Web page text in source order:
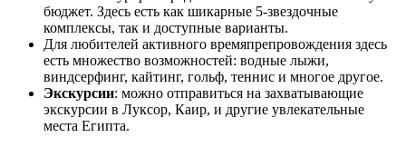
бюджет. Здесь есть как шикарные 5-звездочные
комплексы, так и доступные варианты.
Для любителей активного времяпрепровождения здесь
есть множество возможностей: водные лыжи,
виндсерфинг, кайтинг, гольф, теннис и многое другое.
Экскурсии: можно отправиться на захватывающие
экскурсии в Луксор, Каир, и другие увлекательные
места Египта.